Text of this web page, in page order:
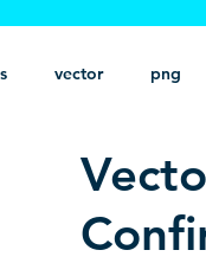
vector png
estampado